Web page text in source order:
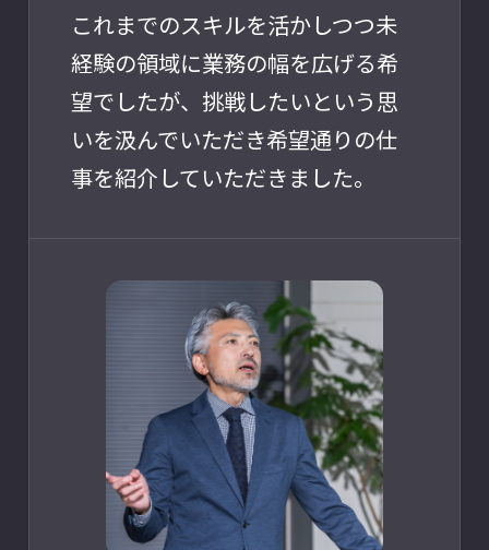
これまでのスキルを活かしつつ未
経験の領域に業務の幅を広げる希
望でしたが、挑戦したいという思
いを汲んでいただき希望通りの仕
事を紹介していただきました。